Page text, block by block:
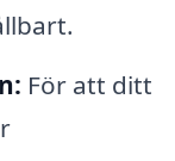
För att ditt